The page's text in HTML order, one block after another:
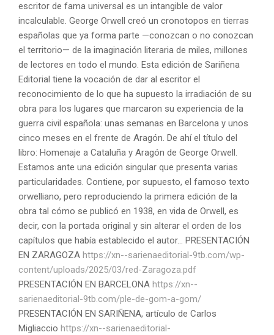
escritor de fama universal es un intangible de valor
incalculable. George Orwell creó un cronotopos en tierras
españolas que ya forma parte —conozcan o no conozcan
el territorio— de la imaginación literaria de miles, millones
de lectores en todo el mundo. Esta edición de Sariñena
Editorial tiene la vocación de dar al escritor el
reconocimiento de lo que ha supuesto la irradiación de su
obra para los lugares que marcaron su experiencia de la
guerra civil española: unas semanas en Barcelona y unos
cinco meses en el frente de Aragón. De ahí el título del
libro: Homenaje a Cataluña y Aragón de George Orwell.
Estamos ante una edición singular que presenta varias
particularidades. Contiene, por supuesto, el famoso texto
orwelliano, pero reproduciendo la primera edición de la
obra tal cómo se publicó en 1938, en vida de Orwell, es
decir, con la portada original y sin alterar el orden de los
capítulos que había establecido el autor... PRESENTACIÓN
EN ZARAGOZA https://xn--sarienaeditorial-9tb.com/wp-
content/uploads/2025/03/red-Zaragoza.pdf
PRESENTACIÓN EN BARCELONA https://xn--
sarienaeditorial-9tb.com/ple-de-gom-a-gom/
PRESENTACIÓN EN SARIÑENA, artículo de Carlos
Migliaccio https://xn--sarienaeditorial-